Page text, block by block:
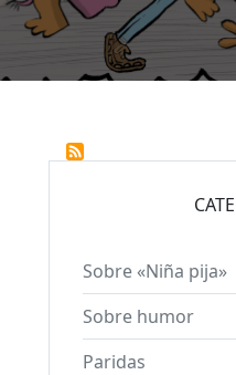
Sobre «Niña pija»
Sobre humor
Paridas